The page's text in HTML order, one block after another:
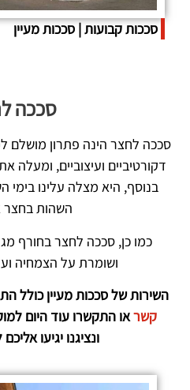
סככות קבועות | סככות מעיין
סככה
סככה לחצר הינה פתרון מושלם
דקורטיביים ועיצוביים,
בנוסף, היא מצלה עלינו
השהות בחצר
כמו כן, סככה לחצר בחורף
ושומרת על הצמחיה
השירות של סככות מעיין כולל
קשראו התקשרו עוד היום
ונציגנו יגיעו